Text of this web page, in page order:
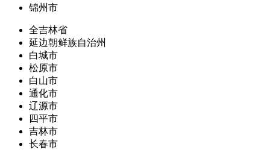
锦州市
全吉林省
延边朝鲜族自治州
白城市
松原市
白山市
通化市
辽源市
四平市
吉林市
长春市